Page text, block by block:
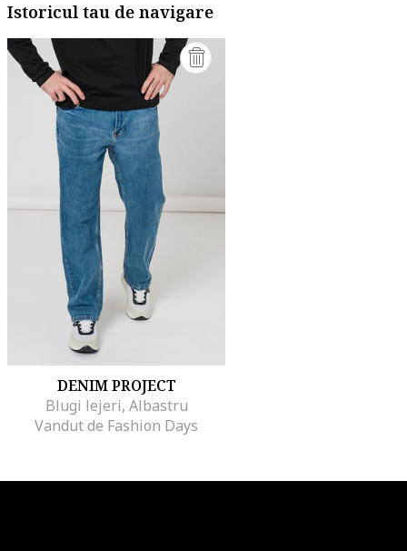
Istoricul tau de navigare
DENIM PROJECT
Blugi lejeri, Albastru
Vandut de Fashion Days